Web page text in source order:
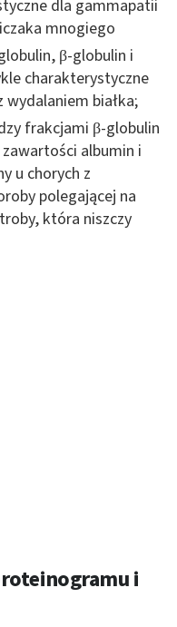
dla gammapatii
mnogiego
β-globulin i
charakterystyczne
wydalaniem białka;
frakcjami β-globulin
albumin i
u chorych z
polegającej na
która niszczy
i